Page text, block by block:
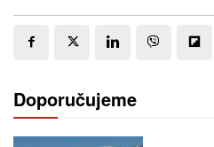
Doporučujeme